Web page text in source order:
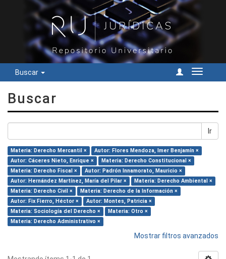
Buscar
Cambiar
Buscar
Ir
Materia: Derecho Mercantil ×
Autor: Flores Mendoza, Imer Benjamín ×
Autor: Cáceres Nieto, Enrique ×
Materia: Derecho Constitucional ×
Materia: Derecho Fiscal ×
Autor: Padrón Innamorato, Mauricio ×
Autor: Hernández Martínez, María del Pilar ×
Materia: Derecho Ambiental ×
Materia: Derecho Civil ×
Materia: Derecho de la Información ×
Autor: Fix Fierro, Héctor ×
Autor: Montes, Patricia ×
Materia: Sociología del Derecho ×
Materia: Otro ×
Materia: Derecho Administrativo ×
Mostrar filtros avanzados